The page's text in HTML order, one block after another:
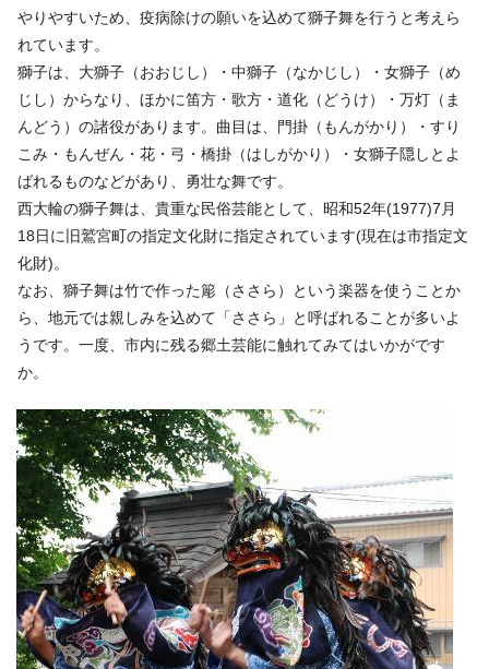
やりやすいため、疫病除けの願いを込めて獅子舞を行うと考えら
れています。
獅子は、大獅子（おおじし）・中獅子（なかじし）・女獅子（め
じし）からなり、ほかに笛方・歌方・道化（どうけ）・万灯（ま
んどう）の諸役があります。曲目は、門掛（もんがかり）・すり
こみ・もんぜん・花・弓・橋掛（はしがかり）・女獅子隠しとよ
ばれるものなどがあり、勇壮な舞です。
西大輪の獅子舞は、貴重な民俗芸能として、昭和52年(1977)7月
18日に旧鷲宮町の指定文化財に指定されています(現在は市指定文
化財)。
なお、獅子舞は竹で作った簓（ささら）という楽器を使うことか
ら、地元では親しみを込めて「ささら」と呼ばれることが多いよ
うです。一度、市内に残る郷土芸能に触れてみてはいかがです
か。